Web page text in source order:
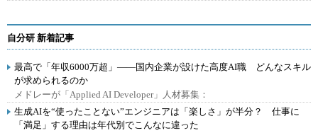
自分研 新着記事
最高で「年収6000万超」――国内企業が設けた高度AI職 どんなスキル
が求められるのか
メドレーが「Applied AI Developer」人材募集：
生成AIを“使ったことない”エンジニアは「楽しさ」が半分？ 仕事に
「満足」する理由は年代別でこんなに違った